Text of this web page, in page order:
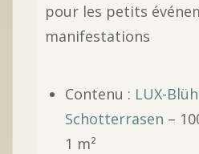
pour les petits
manifestations
Contenu : LUX-
Schotterrasen –
1 m²